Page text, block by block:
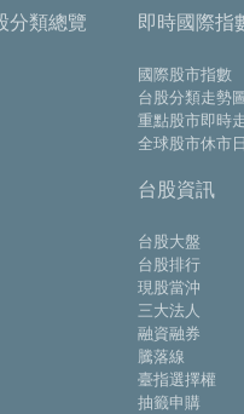
分類總覽 即時國際指
國際股市指數
台股分類走勢
重點股市即時
全球股市休市
台股資訊
台股大盤
台股排行
現股當沖
三大法人
融資融券
騰落線
臺指選擇權
抽籤申購